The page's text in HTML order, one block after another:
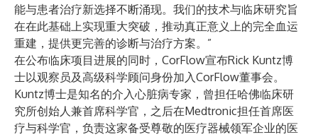
能与患者治疗新选择不断涌现。我们的技术与临床研究旨
在在此基础上实现重大突破，推动真正意义上的完全血运
重建，提供更完善的诊断与治疗方案。”
在公布临床项目进展的同时，CorFlow宣布Rick Kuntz博
士以观察员及高级科学顾问身份加入CorFlow董事会。
Kuntz博士是知名的介入心脏病专家，曾担任哈佛临床研
究所创始人兼首席科学官，之后在Medtronic担任首席医
疗与科学官，负责这家备受尊敬的医疗器械领军企业的医